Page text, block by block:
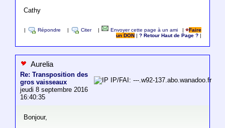
Cathy
Répondre Citer Envoyer cette page à un ami |
Faire
un DON
|? Retour Haut de Page ?
Aurelia
Re: Transposition des
gros vaisseaux
jeudi 8 septembre 2016
16:40:35
IP/FAI: ---.w92-137.abo.wanadoo.fr
Bonjour,